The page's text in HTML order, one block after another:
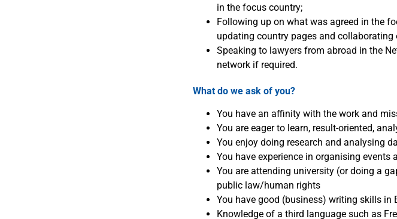
in the focus country;
Following up on what was agreed in the
updating country pages and collaborating
Speaking to lawyers from abroad in the
network if required.
What do we ask of you?
You have an affinity with the work and
You are eager to learn, result-oriented,
You enjoy doing research and analysing
You have experience in organising events
You are attending university (or doing a
public law/human rights
You have good (business) writing skills in
Knowledge of a third language such as